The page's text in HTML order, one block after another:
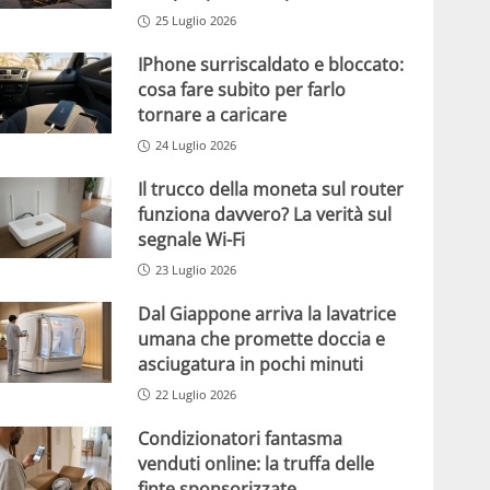
25 Luglio 2026
IPhone surriscaldato e bloccato:
cosa fare subito per farlo
tornare a caricare
24 Luglio 2026
Il trucco della moneta sul router
funziona davvero? La verità sul
segnale Wi-Fi
23 Luglio 2026
Dal Giappone arriva la lavatrice
umana che promette doccia e
asciugatura in pochi minuti
22 Luglio 2026
Condizionatori fantasma
venduti online: la truffa delle